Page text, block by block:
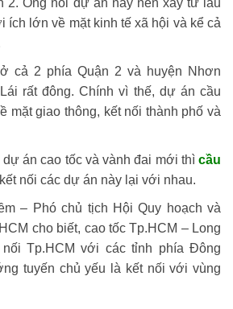
2. Ông nói dự án này nên xây từ lâu
lớn về mặt kinh tế xã hội và kể cả
cả 2 phía Quận 2 và huyện Nhơn
rất đông. Chính vì thế, dự án cầu
mặt giao thông, kết nối thành phố và
án cao tốc và vành đai mới thì cầu
nối các dự án này lại với nhau.
– Phó chủ tịch Hội Quy hoạch và
cho biết, cao tốc Tp.HCM – Long
Tp.HCM với các tỉnh phía Đông
tuyến chủ yếu là kết nối với vùng